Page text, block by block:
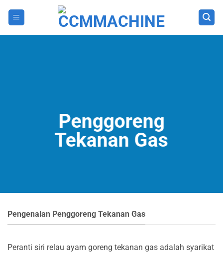
Penggoreng
Tekanan Gas
Pengenalan Penggoreng Tekanan Gas
Peranti siri relau ayam goreng tekanan gas adalah syarikat